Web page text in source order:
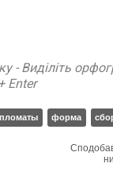
- Виділіть
Enter
форма